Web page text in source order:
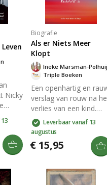
Nicky
hij
Biografie
Als er Niets Meer
Klopt
Triple Boeken
Ineke Marsman-
Een openhartig en
verslag van rouw na
verlies van een kind.
Ineke deelt haar
zoektocht naar hoop,
geloof en vertrouwen
tijdens een eenzaam
Herkenbaar en
troostrijk voor wie te
Leverbaar vanaf 13
augustus
€ 15,95